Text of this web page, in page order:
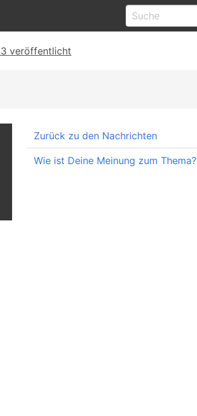
3 veröffentlicht
Zurück zu den Nachrichten
Wie ist Deine Meinung zum Thema?